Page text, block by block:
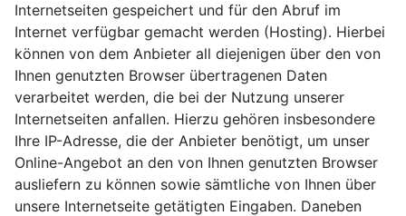
Internetseiten gespeichert und für den Abruf im
Internet verfügbar gemacht werden (Hosting). Hierbei
können von dem Anbieter all diejenigen über den von
Ihnen genutzten Browser übertragenen Daten
verarbeitet werden, die bei der Nutzung unserer
Internetseiten anfallen. Hierzu gehören insbesondere
Ihre IP-Adresse, die der Anbieter benötigt, um unser
Online-Angebot an den von Ihnen genutzten Browser
ausliefern zu können sowie sämtliche von Ihnen über
unsere Internetseite getätigten Eingaben. Daneben